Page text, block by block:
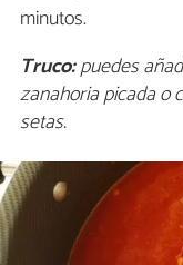
minutos.
Truco:puedes
zanahoria picada o
setas.